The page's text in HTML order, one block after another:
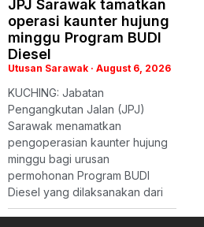
JPJ Sarawak tamatkan
operasi kaunter hujung
minggu Program BUDI
Diesel
Utusan Sarawak August 6, 2026
KUCHING: Jabatan
Pengangkutan Jalan (JPJ)
Sarawak menamatkan
pengoperasian kaunter hujung
minggu bagi urusan
permohonan Program BUDI
Diesel yang dilaksanakan dari